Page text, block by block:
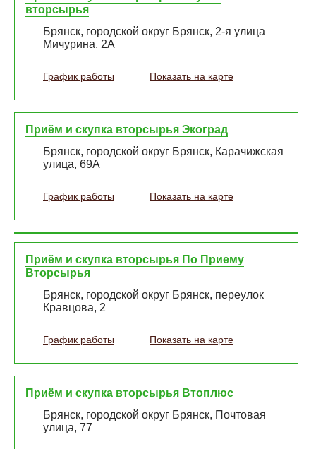
вторсырья
Брянск, городской округ Брянск, 2-я улица
Мичурина, 2А
График работы Показать на карте
Приём и скупка вторсырья Экоград
Брянск, городской округ Брянск, Карачижская
улица, 69А
График работы Показать на карте
Приём и скупка вторсырья По Приему
Вторсырья
Брянск, городской округ Брянск, переулок
Кравцова, 2
График работы Показать на карте
Приём и скупка вторсырья Втоплюс
Брянск, городской округ Брянск, Почтовая
улица, 77